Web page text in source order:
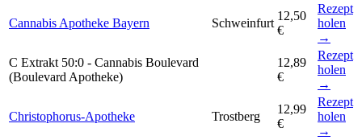
Cannabis Apotheke Bayern Schweinfurt
12,50
€
Rezept
holen
→
C Extrakt 50:0 - Cannabis Boulevard
(Boulevard Apotheke)
12,89
€
Rezept
holen
→
Christophorus-Apotheke Trostberg
12,99
€
Rezept
holen
→